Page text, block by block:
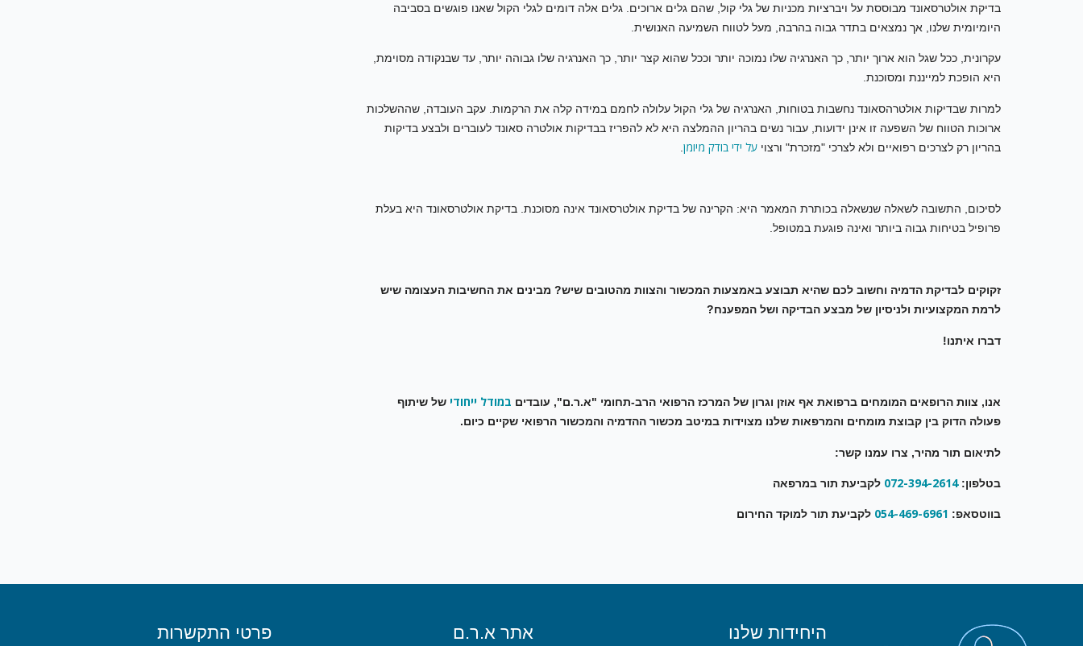
בדיקת אולטרסאונד מבוססת על ויברציות מכניות של גלי קול, שהם גלים ארוכים. גלים אלה דומים לגלי הקול שאנו פוגשים בסביבה
היומיומית שלנו, אך נמצאים בתדר גבוה בהרבה, מעל לטווח השמיעה האנושית.
עקרונית, ככל שגל הוא ארוך יותר, כך האנרגיה שלו נמוכה יותר וככל שהוא קצר יותר, כך האנרגיה שלו גבוהה יותר, עד שבנקודה מסוימת,
היא הופכת למייננת ומסוכנת.
למרות שבדיקות אולטרהסאונד נחשבות בטוחות, האנרגיה של גלי הקול עלולה לחמם במידה קלה את הרקמות. עקב העובדה, שההשלכות
ארוכות הטווח של השפעה זו אינן ידועות, עבור נשים בהריון ההמלצה היא לא להפריז בבדיקות אולטרה סאונד לעוברים ולבצע בדיקות
בהריון רק לצרכים רפואיים ולא לצרכי "מזכרת" ורצוי על ידי בודק מיומן
לסיכום, התשובה לשאלה שנשאלה בכותרת המאמר היא: הקרינה של בדיקת אולטרסאונד אינה מסוכנת. בדיקת אולטרסאונד היא בעלת
פרופיל בטיחות גבוה ביותר ואינה פוגעת במטופל.
זקוקים לבדיקת הדמיה וחשוב לכם שהיא תבוצע באמצעות המכשור והצוות מהטובים שיש? מבינים את החשיבות העצומה שיש
לרמת המקצועיות ולניסיון של מבצע הבדיקה ושל המפענח?
דברו איתנו!
אנו, צוות הרופאים המומחים ברפואת אף אוזן וגרון של המרכז הרפואי הרב-תחומי "א.ר.ם", עובדים במודל ייחודי של שיתוף
פעולה הדוק בין קבוצת מומחים והמרפאות שלנו מצוידות במיטב מכשור ההדמיה והמכשור הרפואי שקיים כיום.
לתיאום תור מהיר, צרו עמנו קשר:
בטלפון:072-394-2614 לקביעת תור במרפאה
בווטסאפ: 054-469-6961 לקביעת תור למוקד החירום
היחידות שלנו אתר א.ר.ם פרטי התקשרות